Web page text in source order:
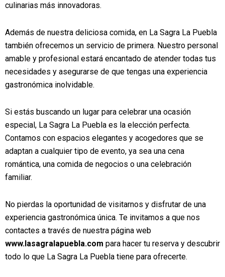
culinarias más innovadoras.
Además de nuestra deliciosa comida, en La Sagra La Puebla
también ofrecemos un servicio de primera. Nuestro personal
amable y profesional estará encantado de atender todas tus
necesidades y asegurarse de que tengas una experiencia
gastronómica inolvidable.
Si estás buscando un lugar para celebrar una ocasión
especial, La Sagra La Puebla es la elección perfecta.
Contamos con espacios elegantes y acogedores que se
adaptan a cualquier tipo de evento, ya sea una cena
romántica, una comida de negocios o una celebración
familiar.
No pierdas la oportunidad de visitarnos y disfrutar de una
experiencia gastronómica única. Te invitamos a que nos
contactes a través de nuestra página web
www.lasagralapuebla.com para hacer tu reserva y descubrir
todo lo que La Sagra La Puebla tiene para ofrecerte.